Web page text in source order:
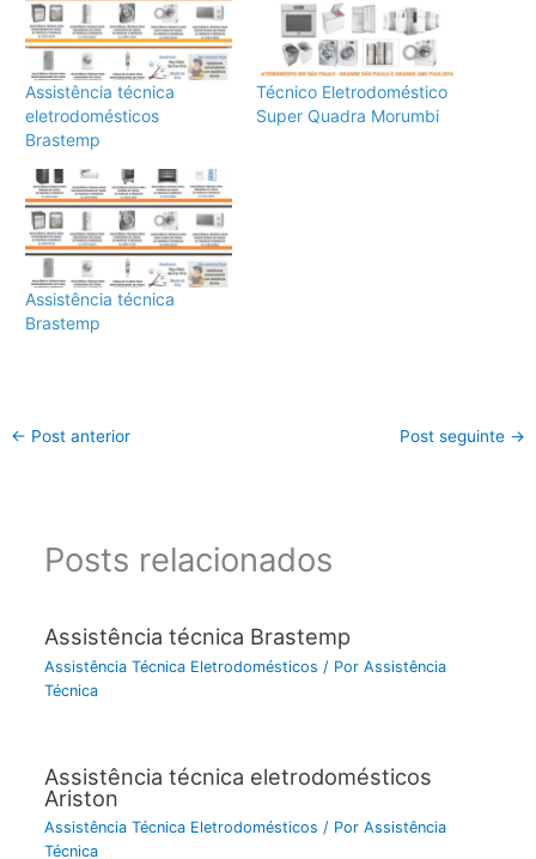
Assistência técnica
eletrodomésticos
Brastemp
Técnico Eletrodoméstico
Super Quadra Morumbi
Assistência técnica
Brastemp
← Post anterior Post seguinte →
Posts relacionados
Assistência técnica Brastemp
Assistência Técnica Eletrodomésticos / Por Assistência
Técnica
Assistência técnica eletrodomésticos
Ariston
Assistência Técnica Eletrodomésticos / Por Assistência
Técnica